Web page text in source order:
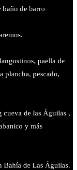
baño de barro
paella de
plancha, pescado,
cueva de las Águilas ,
y más
Bahía de Las Águilas.